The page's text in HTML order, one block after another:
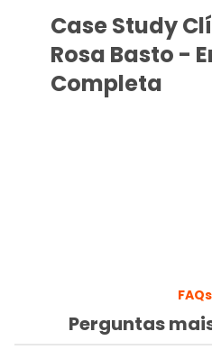
Case Study
Rosa Basto -
Completa
FAQs
Perguntas